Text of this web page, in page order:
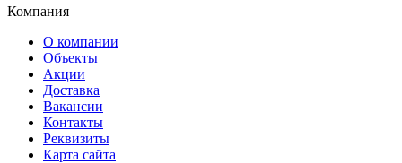
Компания
О компании
Объекты
Акции
Доставка
Вакансии
Контакты
Реквизиты
Карта сайта